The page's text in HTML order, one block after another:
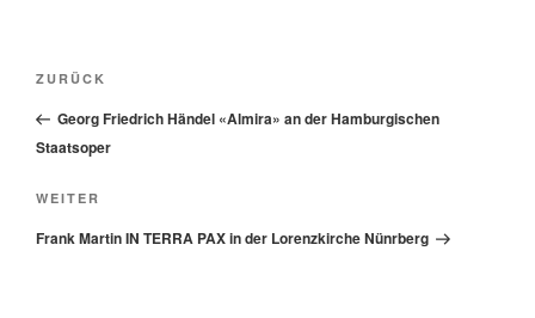
Beitragsnavigation
Vorheriger
Beitrag
ZURÜCK
Georg Friedrich Händel «Almira» an der Hamburgischen
Staatsoper
Nächster
Beitrag
WEITER
Frank Martin IN TERRA PAX in der Lorenzkirche Nünrberg